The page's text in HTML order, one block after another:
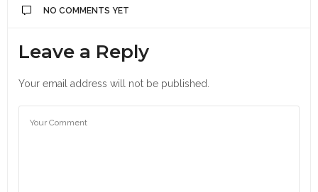
NO COMMENTS YET
Leave a Reply
Your email address will not be published.